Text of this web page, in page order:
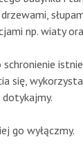
np. wiaty
go wyłączmy.